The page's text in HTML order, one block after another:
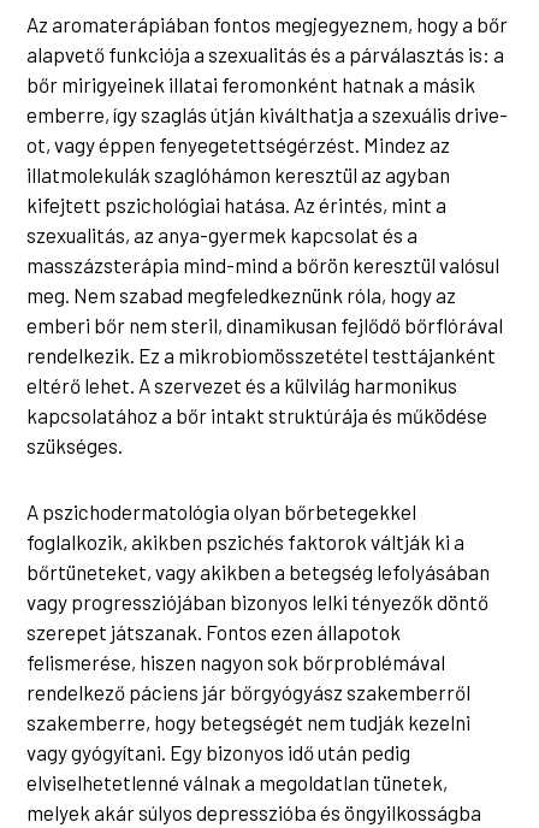
Az aromaterápiában fontos megjegyeznem, hogy a bőr
alapvető funkciója a szexualitás és a párválasztás is: a
bőr mirigyeinek illatai feromonként hatnak a másik
emberre, így szaglás útján kiválthatja a szexuális drive-
ot, vagy éppen fenyegetettségérzést. Mindez az
illatmolekulák szaglóhámon keresztül az agyban
kifejtett pszichológiai hatása. Az érintés, mint a
szexualitás, az anya-gyermek kapcsolat és a
masszázsterápia mind-mind a bőrön keresztül valósul
meg. Nem szabad megfeledkeznünk róla, hogy az
emberi bőr nem steril, dinamikusan fejlődő bőrflórával
rendelkezik. Ez a mikrobiomösszetétel testtájanként
eltérő lehet. A szervezet és a külvilág harmonikus
kapcsolatához a bőr intakt struktúrája és működése
szükséges.
A pszichodermatológia olyan bőrbetegekkel
foglalkozik, akikben pszichés faktorok váltják ki a
bőrtüneteket, vagy akikben a betegség lefolyásában
vagy progressziójában bizonyos lelki tényezők döntő
szerepet játszanak. Fontos ezen állapotok
felismerése, hiszen nagyon sok bőrproblémával
rendelkező páciens jár bőrgyógyász szakemberről
szakemberre, hogy betegségét nem tudják kezelni
vagy gyógyítani. Egy bizonyos idő után pedig
elviselhetetlenné válnak a megoldatlan tünetek,
melyek akár súlyos depresszióba és öngyilkosságba